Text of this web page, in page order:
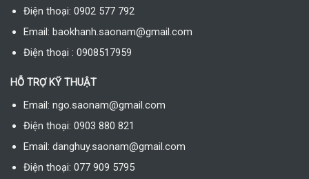
Điện thoại: 0902 577 792
Email: baokhanh.saonam@gmail.com
Điện thoại : 0908517959
HỖ TRỢ KỸ THUẬT
Email: ngo.saonam@gmail.com
Điện thoại: 0903 880 821
Email: danghuy.saonam@gmail.com
Điện thoại: 077 909 5795